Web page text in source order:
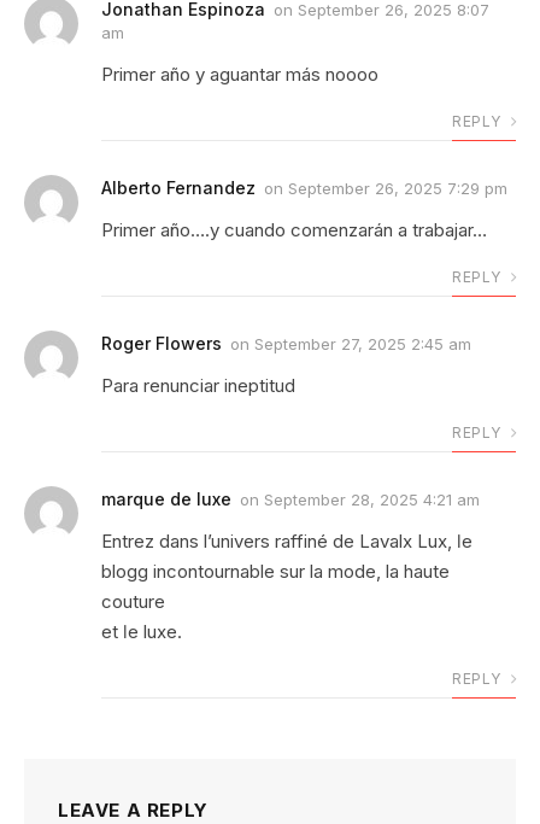
Jonathan Espinoza on September 26, 2025 8:07
am
Primer año y aguantar más noooo
REPLY
Alberto Fernandez on September 26, 2025 7:29 pm
Primer año….y cuando comenzarán a trabajar…
REPLY
Roger Flowers on September 27, 2025 2:45 am
Para renunciar ineptitud
REPLY
marque de luxe on September 28, 2025 4:21 am
Entrez dans l’univers raffiné de Lavalx Lux, ⅼe
blogg incontournable ѕur la mode, la haute
couture
et ⅼe luxe.
REPLY
LEAVE A REPLY